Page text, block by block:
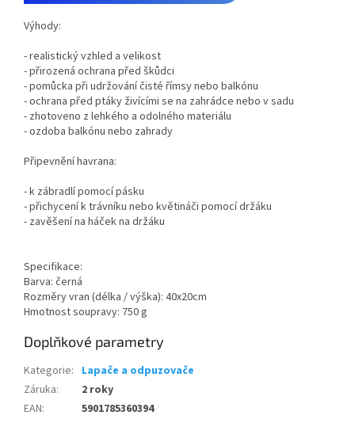
Výhody:
- realistický vzhled a velikost
- přirozená ochrana před škůdci
- pomůcka při udržování čisté římsy nebo balkónu
- ochrana před ptáky živícími se na zahrádce nebo v sadu
- zhotoveno z lehkého a odolného materiálu
- ozdoba balkónu nebo zahrady
Připevnění havrana:
- k zábradlí pomocí pásku
- přichycení k trávníku nebo květináči pomocí držáku
- zavěšení na háček na držáku
Specifikace:
Barva: černá
Rozměry vran (délka / výška): 40x20cm
Hmotnost soupravy: 750 g
Doplňkové parametry
Kategorie: Lapače a odpuzovače
Záruka:
2 roky
EAN: 5901785360394